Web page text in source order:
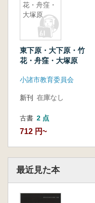
花・舟窪・
大塚原
東下原・大下原・竹
花・舟窪・大塚原
小諸市教育委員会
新刊 在庫なし
古書 2 点
712 円~
最近見た本